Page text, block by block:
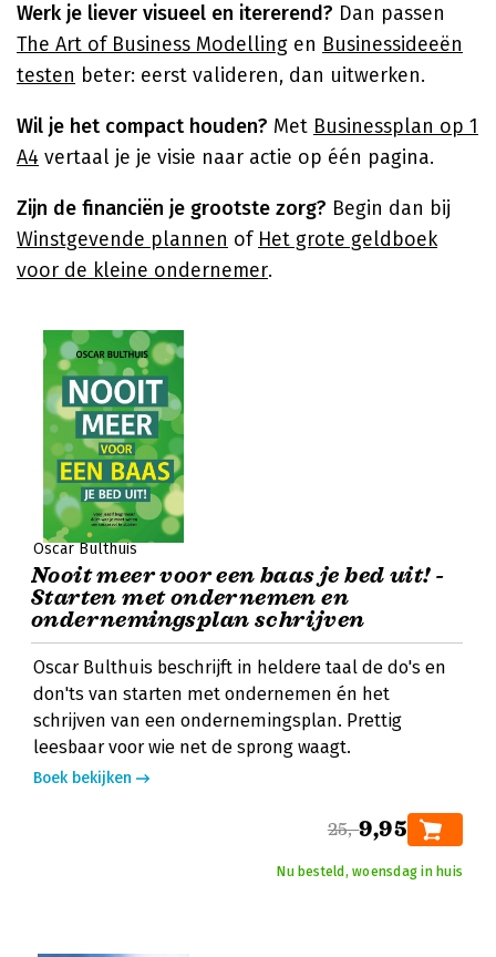
Werk je liever visueel en itererend? Dan passen
The Art of Business Modelling en Businessideeën
testen beter: eerst valideren, dan uitwerken.
Wil je het compact houden? Met Businessplan op 1
A4 vertaal je je visie naar actie op één pagina.
Zijn de financiën je grootste zorg? Begin dan bij
Winstgevende plannen of Het grote geldboek
voor de kleine ondernemer.
Oscar Bulthuis
Nooit meer voor een baas je bed uit! -
Starten met ondernemen en
ondernemingsplan schrijven
Oscar Bulthuis beschrijft in heldere taal de do's en
don'ts van starten met ondernemen én het
schrijven van een ondernemingsplan. Prettig
leesbaar voor wie net de sprong waagt.
Boek bekijken
25,-9,95
Nu besteld, woensdag in huis